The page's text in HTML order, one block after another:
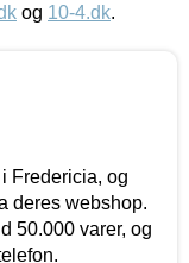
og 10-4.dk.
Fredericia, og
deres webshop.
50.000 varer, og